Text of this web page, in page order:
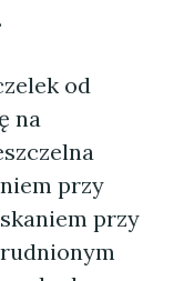
od
na
przy
przy